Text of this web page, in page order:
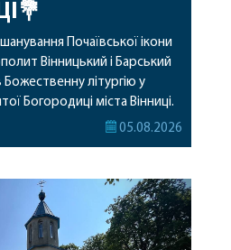
Почаївської ікони
Вінницький і Барський
літургію у
Богородиці міста Вінниці.
співслужили
богослужіння підносилися
в Україні, за воїнів, які
05.08.2026